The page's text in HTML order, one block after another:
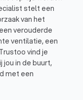
stelt een
van het
verouderde
ventilatie, een
vind je
in de buurt,
met een